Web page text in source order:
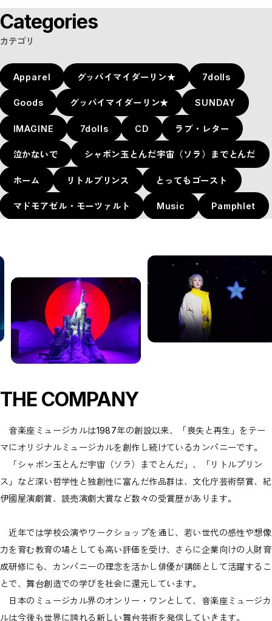
Categories
カテゴリ
Apparel グッバイマイダーリン★ 7dolls
Goods グッバイマイダーリン★ SUNDAY
IMAGINE 7dolls CD ラブ・レター
泣かないで シャボン玉とんだ宇宙（ソラ）までとんだ
ホーム リトルプリンス とってもゴースト
マドモアゼル・モーツァルト Music Pamphlet
THE COMPANY
音楽座ミュージカルは1987年の創設以来、「喪失と再生」をテー
マにオリジナルミュージカルを創作し続けているカンパニーです。
「シャボン玉とんだ宇宙（ソラ）までとんだ」、「リトルプリン
ス」など深い哲学性と独創性に富んだ作品群は、文化庁芸術祭賞、紀
伊國屋演劇賞、読売演劇大賞など数々の受賞歴があります。
近年では学校公演やワークショップを通じ、若い世代の感性や想像
力を育む教育の場としても高い評価を受け、さらに企業向けの人財育
成研修にも、カンパニーの理念を活かし俳優が講師として活躍するこ
とで、舞台創造での学びを社会に還元しています。
日本のミュージカル界のオンリー・ワンとして、音楽座ミュージカ
ルは今後も世界に誇れる新しい舞台芸術を発信していきます。